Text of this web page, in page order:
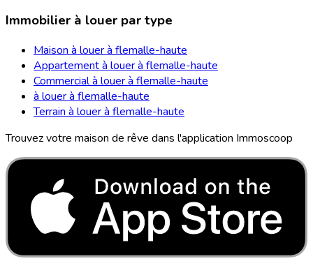
Immobilier à louer par type
Maison à louer à flemalle-haute
Appartement à louer à flemalle-haute
Commercial à louer à flemalle-haute
à louer à flemalle-haute
Terrain à louer à flemalle-haute
Trouvez votre maison de rêve dans l'application Immoscoop